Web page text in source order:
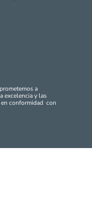
a
excelencia y las
en conformidad con